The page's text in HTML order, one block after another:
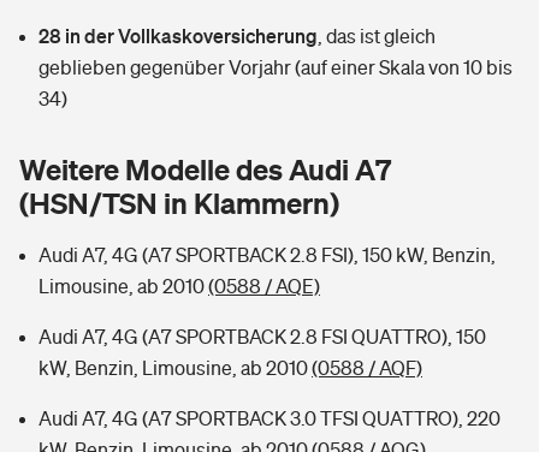
Tools
Hochwasser-Check: Wie gefährdet ist Ihr Haus?
Sie haben Fragen?
Handyversicherung
Private Cyberversicherung
Zur Übersicht
Tools
Wer versichert was: Jetzt Versicherer finden
Rentenrechner: Wie viel Geld bekomme ich im Alter?
28 in der Vollkaskoversicherung das ist gleich
geblieben gegenüber Vorjahr (auf einer Skala von 10 bis
34)
Weitere Modelle des Audi A7
(HSN/TSN in Klammern)
Audi A7, 4G (A7 SPORTBACK 2.8 FSI), 150 kW, Benzin,
Limousine, ab 2010(0588 / AQE)
Audi A7, 4G (A7 SPORTBACK 2.8 FSI QUATTRO), 150
kW, Benzin, Limousine, ab 2010(0588 / AQF)
Audi A7, 4G (A7 SPORTBACK 3.0 TFSI QUATTRO), 220